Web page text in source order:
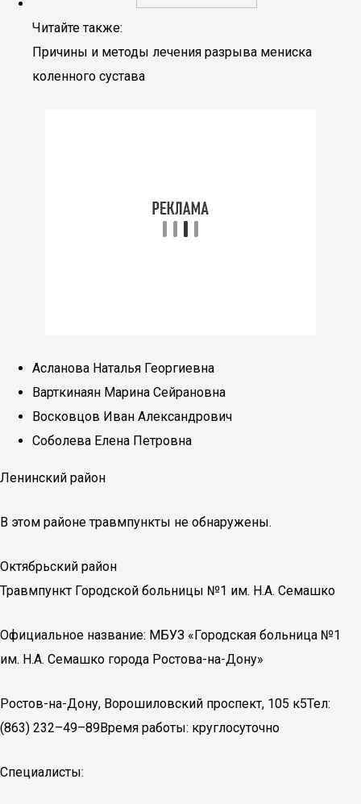
Читайте также:
Причины и методы лечения разрыва мениска
коленного сустава
Асланова Наталья Георгиевна
Варткинаян Марина Сейрановна
Восковцов Иван Александрович
Соболева Елена Петровна
Ленинский район
В этом районе травмпункты не обнаружены.
Октябрьский район
Травмпункт Городской больницы №1 им. Н.А. Семашко
Официальное название: МБУЗ «Городская больница №1
им. Н.А. Семашко города Ростова-на-Дону»
Ростов-на-Дону, Ворошиловский проспект, 105 к5Тел:
(863) 232–49–89Время работы: круглосуточно
Специалисты: